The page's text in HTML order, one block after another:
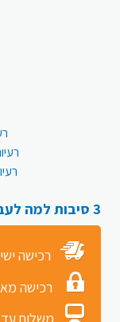
3 סיבות למה לעבור לפעמית אונליין:
רכישה
רכישה
משלוח